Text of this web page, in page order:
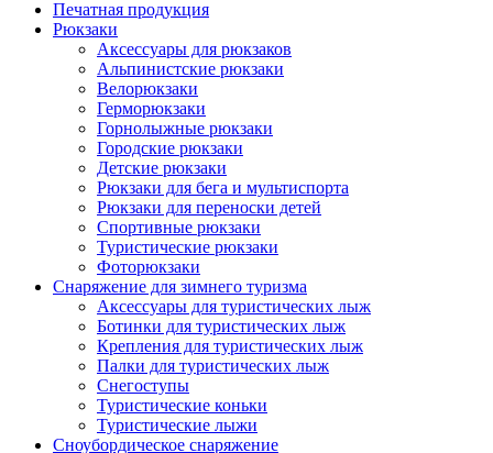
Печатная продукция
Рюкзаки
Аксессуары для рюкзаков
Альпинистские рюкзаки
Велорюкзаки
Герморюкзаки
Горнолыжные рюкзаки
Городские рюкзаки
Детские рюкзаки
Рюкзаки для бега и мультиспорта
Рюкзаки для переноски детей
Спортивные рюкзаки
Туристические рюкзаки
Фоторюкзаки
Снаряжение для зимнего туризма
Аксессуары для туристических лыж
Ботинки для туристических лыж
Крепления для туристических лыж
Палки для туристических лыж
Снегоступы
Туристические коньки
Туристические лыжи
Сноубордическое снаряжение